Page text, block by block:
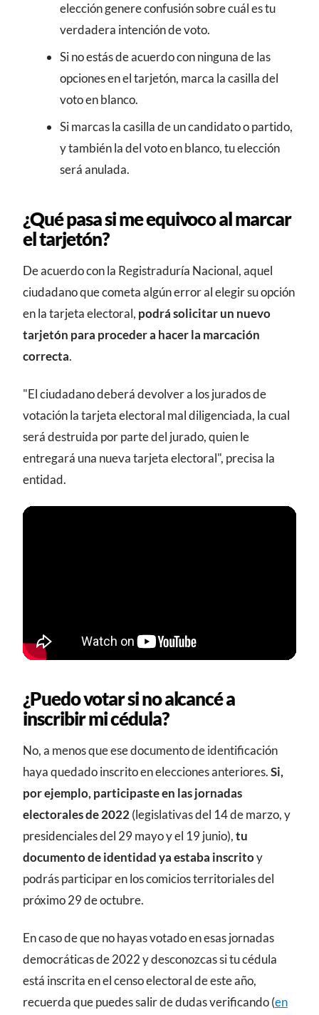
elección genere confusión sobre cuál es tu
verdadera intención de voto.
Si no estás de acuerdo con ninguna de las
opciones en el tarjetón, marca la casilla del
voto en blanco.
Si marcas la casilla de un candidato o partido,
y también la del voto en blanco, tu elección
será anulada.
¿Qué pasa si me equivoco al marcar
el tarjetón?
De acuerdo con la Registraduría Nacional, aquel
ciudadano que cometa algún error al elegir su opción
en la tarjeta electoral, podrá solicitar un nuevo
tarjetón para proceder a hacer la marcación
correcta.
"El ciudadano deberá devolver a los jurados de
votación la tarjeta electoral mal diligenciada, la cual
será destruida por parte del jurado, quien le
entregará una nueva tarjeta electoral", precisa la
entidad.
¿Puedo votar si no alcancé a
inscribir mi cédula?
No, a menos que ese documento de identificación
haya quedado inscrito en elecciones anteriores.Si,
por ejemplo, participaste en las jornadas
electorales de 2022 (legislativas del 14 de marzo, y
presidenciales del 29 mayo y el 19 junio),tu
documento de identidad ya estaba inscritoy
podrás participar en los comicios territoriales del
próximo 29 de octubre.
En caso de que no hayas votado en esas jornadas
democráticas de 2022 y desconozcas si tu cédula
está inscrita en el censo electoral de este año,
recuerda que puedes salir de dudas verificando (en